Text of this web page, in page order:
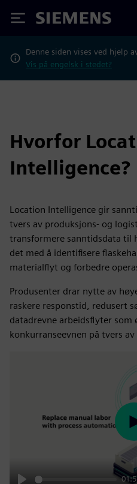
Siemens
Denne siden vises ved hjelp
Vis på engelsk i stedet?
Hvorfor
Intelligence?
Location Intelligence gir
tvers av produksjons- og
transformere sanntidsdata til
det med å identifisere
materialflyt og forbedre
Produsenter drar nytte av
raskere responstid, redusert
datadrevne arbeidsflyter som
konkurranseevnen på tvers